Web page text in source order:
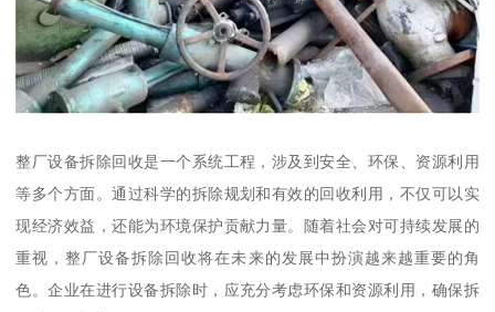
整厂设备拆除回收是一个系统工程，涉及到安全、环保、资源利用
等多个方面。通过科学的拆除规划和有效的回收利用，不仅可以实
现经济效益，还能为环境保护贡献力量。随着社会对可持续发展的
重视，整厂设备拆除回收将在未来的发展中扮演越来越重要的角
色。企业在进行设备拆除时，应充分考虑环保和资源利用，确保拆